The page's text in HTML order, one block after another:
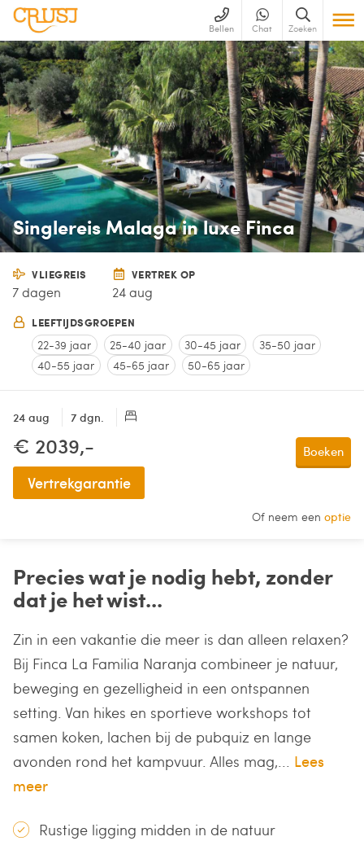
Bellen Chat Zoeken
Singlereis Malaga in luxe Finca
VLIEGREIS
7 dagen
VERTREK OP
24 aug
LEEFTIJDSGROEPEN
22-39 jaar 25-40 jaar 30-45 jaar
35-50 jaar
40-55 jaar
45-65 jaar 50-65 jaar
24 aug 7 dgn.
€ 2039,-
Vertrekgarantie
Boeken
Of neem een optie
Precies wat je nodig hebt, zonder
dat je het wist...
Zin in een vakantie die meer is dan alleen relaxen?
Bij Finca La Familia Naranja combineer je natuur,
beweging en gezelligheid in een ontspannen
setting. Van hikes en sportieve workshops tot
samen koken, lachen bij de pubquiz en lange
avonden rond het kampvuur. Alles mag,... Lees
meer
Rustige ligging midden in de natuur